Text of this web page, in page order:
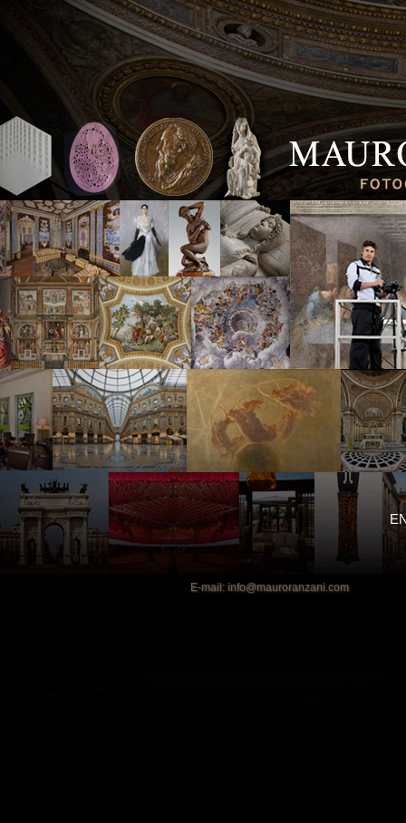
E-mail: info@mauroranzani.com